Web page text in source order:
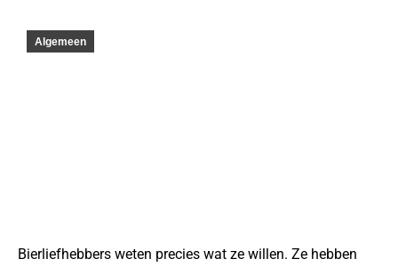
Algemeen
Bierliefhebbers weten precies wat ze willen. Ze hebben